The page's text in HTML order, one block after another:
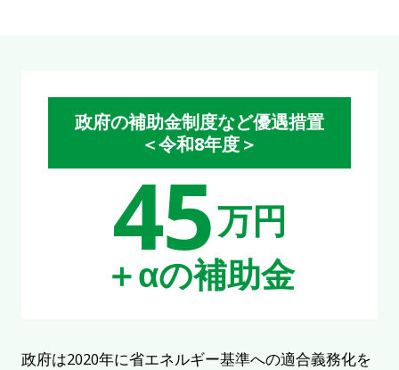
政府の補助金制度など優遇措置
＜令和8年度＞
45万円
＋αの補助金
政府は2020年に省エネルギー基準への適合義務化を